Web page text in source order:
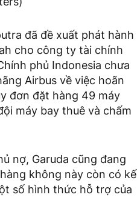
đã đề xuất phát hành
cho công ty tài chính
phủ Indonesia chưa
Airbus về việc hoãn
đơn đặt hàng 49 máy
máy bay thuê và chấm
nợ, Garuda cũng đang
không này còn có kế
số hình thức hỗ trợ của